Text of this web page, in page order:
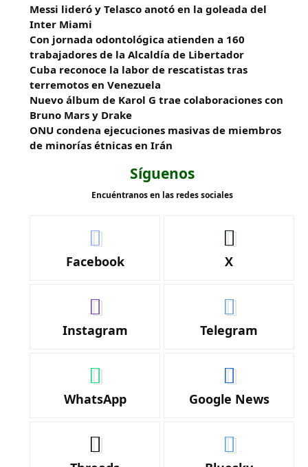
Messi lideró y Telasco anotó en la goleada del
Inter Miami
Con jornada odontológica atienden a 160
trabajadores de la Alcaldía de Libertador
Cuba reconoce la labor de rescatistas tras
terremotos en Venezuela
Nuevo álbum de Karol G trae colaboraciones con
Bruno Mars y Drake
ONU condena ejecuciones masivas de miembros
de minorías étnicas en Irán
Síguenos
Encuéntranos en las redes sociales
Facebook X
Instagram Telegram
WhatsApp Google News